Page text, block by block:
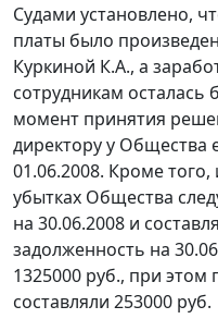
Судами установлено,
платы было
Куркиной К.А., а
сотрудникам
момент принятия
директору у Общества
01.06.2008. Кроме
убытках Общества
на 30.06.2008 и
задолженность на
1325000 руб., при этом
составляли 253000 руб.